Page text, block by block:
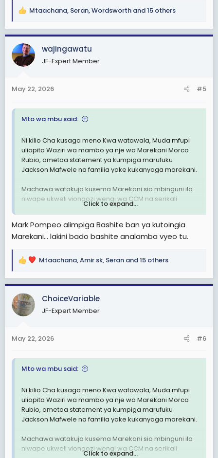
Samia, maana inaonyesha Samia analea watekaji. Kwa
wengine wa kisiasa na kijeshi watapigwa ban pia.
America akikuamulia huwezi toboa, ata vidola ya
Tanzania kwenye utaliii 70% ni vya wamarekani.
Illinois-USA
R
a
c
t
i
s
Mtaachana, Seran,Wordsworth and 15 others
wajingawatu
JF-Expert Member
May 22, 2026 #5
Mto wa mbu said:
Ni kilio Cha kusaga meno Kwa watawala, Muda mfupi
uliopita Waziri wa mambo ya nje wa Marekani Morco
Rubio, ametoa statement ya kumpiga marufuku
Jackson Mafwele na familia yake kukanyaga marekani.
Machawa watakuja kusema Marekani sio mbinguni ila
niwape ukweli viongozi wengi wa CCM na serikali
watoto wao wanasoma America au nchi za ulaya.
pigo kubwa Kwa watoto wake pia.
Samia, maana inaonyesha Samia analeawatekaji. Kwa
wengine wa kisiasa na kijeshi watapigwa ban pia.
America akikuamulia huwezi toboa, ata vidola ya
Tanzania kwenye utaliii 70% ni vya wamarekani.
Illinois-USA
Click to expand...
Mark Pompeo alimpiga Bashite ban ya kutoingia
Marekani... lakini bado bashite analamba vyeo tu.
R
a
c
t
i
s
Mtaachana,Amir sk, Seran and 15 others
ChoiceVariable
JF-Expert Member
May 22, 2026 #6
Mto wa mbu said:
Ni kilio Cha kusaga meno Kwa watawala, Muda mfupi
uliopita Waziri wa mambo ya nje wa Marekani Morco
Rubio, ametoa statement ya kumpiga marufuku
Jackson Mafwele na familia yake kukanyaga marekani.
Machawa watakuja kusema Marekani sio mbinguni ila
niwape ukweli viongozi wengi wa CCM na serikali
Click to expand...